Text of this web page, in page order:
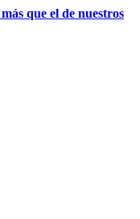
que el de nuestros